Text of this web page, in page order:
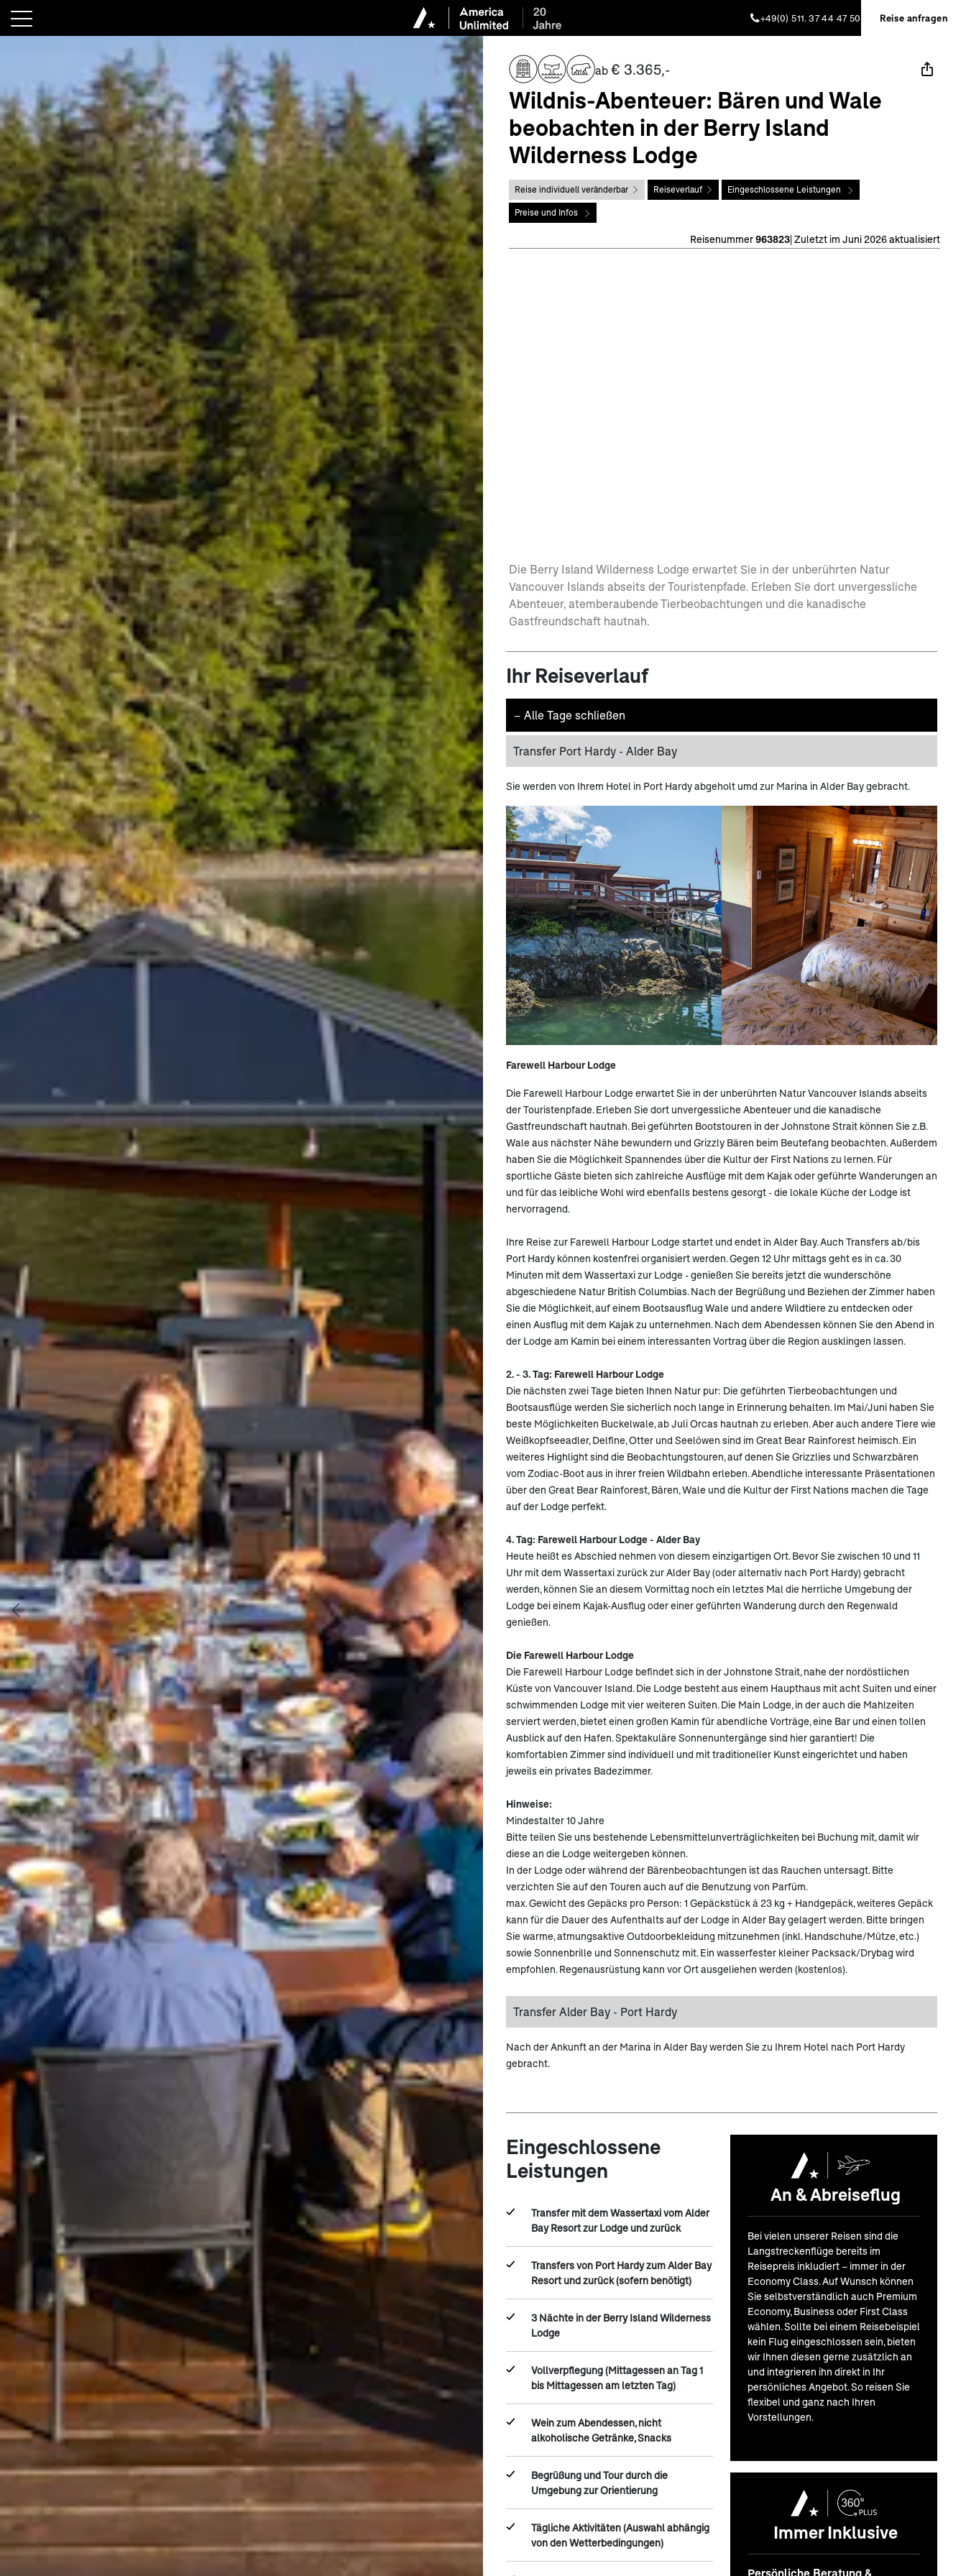
+49(0) 511. 37 44 47 50 Reise anfragen
ab € 3.365,-
Wildnis-Abenteuer: Bären und Wale
beobachten in der Berry Island
Wilderness Lodge
Reise individuell veränderbar Reiseverlauf Eingeschlossene Leistungen
Preise und Infos
Reisenummer963823|Zuletzt im Juni 2026 aktualisiert
Die Berry Island Wilderness Lodge erwartet Sie in der unberührten Natur
Vancouver Islands abseits der Touristenpfade. Erleben Sie dort unvergessliche
Abenteuer, atemberaubende Tierbeobachtungen und die kanadische
Gastfreundschaft hautnah.
Ihr Reiseverlauf
− Alle Tage schließen
Transfer Port Hardy - Alder Bay
Sie werden von Ihrem Hotel in Port Hardy abgeholt umd zur Marina in Alder Bay gebracht.
Farewell Harbour Lodge
Die Farewell Harbour Lodge erwartet Sie in der unberührten Natur Vancouver Islands abseits
der Touristenpfade. Erleben Sie dort unvergessliche Abenteuer und die kanadische
Gastfreundschaft hautnah. Bei geführten Bootstouren in der Johnstone Strait können Sie z.B.
Wale aus nächster Nähe bewundern und Grizzly Bären beim Beutefang beobachten. Außerdem
haben Sie die Möglichkeit Spannendes über die Kultur der First Nations zu lernen. Für
sportliche Gäste bieten sich zahlreiche Ausflüge mit dem Kajak oder geführte Wanderungen an
und für das leibliche Wohl wird ebenfalls bestens gesorgt - die lokale Küche der Lodge ist
hervorragend.
Ihre Reise zur Farewell Harbour Lodge startet und endet in Alder Bay. Auch Transfers ab/bis
Port Hardy können kostenfrei organisiert werden. Gegen 12 Uhr mittags geht es in ca. 30
Minuten mit dem Wassertaxi zur Lodge - genießen Sie bereits jetzt die wunderschöne
abgeschiedene Natur British Columbias. Nach der Begrüßung und Beziehen der Zimmer haben
Sie die Möglichkeit, auf einem Bootsausflug Wale und andere Wildtiere zu entdecken oder
einen Ausflug mit dem Kajak zu unternehmen. Nach dem Abendessen können Sie den Abend in
der Lodge am Kamin bei einem interessanten Vortrag über die Region ausklingen lassen.
2. - 3. Tag: Farewell Harbour Lodge
Die nächsten zwei Tage bieten Ihnen Natur pur: Die geführten Tierbeobachtungen und
Bootsausflüge werden Sie sicherlich noch lange in Erinnerung behalten. Im Mai/Juni haben Sie
beste Möglichkeiten Buckelwale, ab Juli Orcas hautnah zu erleben. Aber auch andere Tiere wie
Weißkopfseeadler, Delfine, Otter und Seelöwen sind im Great Bear Rainforest heimisch. Ein
weiteres Highlight sind die Beobachtungstouren, auf denen Sie Grizzlies und Schwarzbären
vom Zodiac-Boot aus in ihrer freien Wildbahn erleben. Abendliche interessante Präsentationen
über den Great Bear Rainforest, Bären, Wale und die Kultur der First Nations machen die Tage
auf der Lodge perfekt.
4. Tag: Farewell Harbour Lodge - Alder Bay
Heute heißt es Abschied nehmen von diesem einzigartigen Ort. Bevor Sie zwischen 10 und 11
Uhr mit dem Wassertaxi zurück zur Alder Bay (oder alternativ nach Port Hardy) gebracht
werden, können Sie an diesem Vormittag noch ein letztes Mal die herrliche Umgebung der
Lodge bei einem Kajak-Ausflug oder einer geführten Wanderung durch den Regenwald
genießen.
Die Farewell Harbour Lodge
Die Farewell Harbour Lodge befindet sich in der Johnstone Strait, nahe der nordöstlichen
Küste von Vancouver Island. Die Lodge besteht aus einem Haupthaus mit acht Suiten und einer
schwimmenden Lodge mit vier weiteren Suiten. Die Main Lodge, in der auch die Mahlzeiten
serviert werden, bietet einen großen Kamin für abendliche Vorträge, eine Bar und einen tollen
Ausblick auf den Hafen. Spektakuläre Sonnenuntergänge sind hier garantiert! Die
komfortablen Zimmer sind individuell und mit traditioneller Kunst eingerichtet und haben
jeweils ein privates Badezimmer.
Hinweise:
Mindestalter 10 Jahre
Bitte teilen Sie uns bestehende Lebensmittelunverträglichkeiten bei Buchung mit, damit wir
diese an die Lodge weitergeben können.
In der Lodge oder während der Bärenbeobachtungen ist das Rauchen untersagt. Bitte
verzichten Sie auf den Touren auch auf die Benutzung von Parfüm.
max. Gewicht des Gepäcks pro Person: 1 Gepäckstück á 23 kg + Handgepäck, weiteres Gepäck
kann für die Dauer des Aufenthalts auf der Lodge in Alder Bay gelagert werden. Bitte bringen
Sie warme, atmungsaktive Outdoorbekleidung mitzunehmen (inkl. Handschuhe/Mütze, etc.)
sowie Sonnenbrille und Sonnenschutz mit. Ein wasserfester kleiner Packsack/Drybag wird
empfohlen. Regenausrüstung kann vor Ort ausgeliehen werden (kostenlos).
Transfer Alder Bay - Port Hardy
Nach der Ankunft an der Marina in Alder Bay werden Sie zu Ihrem Hotel nach Port Hardy
gebracht.
Eingeschlossene
Leistungen
Transfer mit dem Wassertaxi vom Alder
Bay Resort zur Lodge und zurück
Transfers von Port Hardy zum Alder Bay
Resort und zurück (sofern benötigt)
3 Nächte in der Berry Island Wilderness
Lodge
Vollverpflegung (Mittagessen an Tag 1
bis Mittagessen am letzten Tag)
Wein zum Abendessen, nicht
alkoholische Getränke, Snacks
Begrüßung und Tour durch die
Umgebung zur Orientierung
Tägliche Aktivitäten (Auswahl abhängig
von den Wetterbedingungen)
An & Abreiseflug
Bei vielen unserer Reisen sind die
Langstreckenflüge bereits im
Reisepreis inkludiert – immer in der
Economy Class. Auf Wunsch können
Sie selbstverständlich auch Premium
Economy, Business oder First Class
wählen. Sollte bei einem Reisebeispiel
kein Flug eingeschlossen sein, bieten
wir Ihnen diesen gerne zusätzlich an
und integrieren ihn direkt in Ihr
persönliches Angebot. So reisen Sie
flexibel und ganz nach Ihren
Vorstellungen.
Immer Inklusive
Persönliche Beratung &